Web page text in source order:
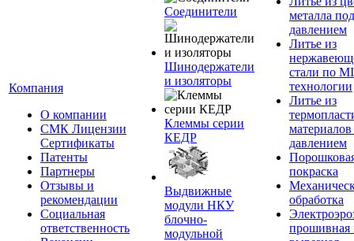
Компания
О компании
СМК Лицензии
Сертификаты
Патенты
Партнеры
Отзывы и
рекомендации
Социальная
ответственность
Соединители
Шинодержатели
и изоляторы
Клеммы серии
КЕДР
Выдвижные
модули НКУ
блочно-
модульной
металла под
давлением
Литье из
стали по
технологии
Литье из
давлением
покраска
обработка
прошивная